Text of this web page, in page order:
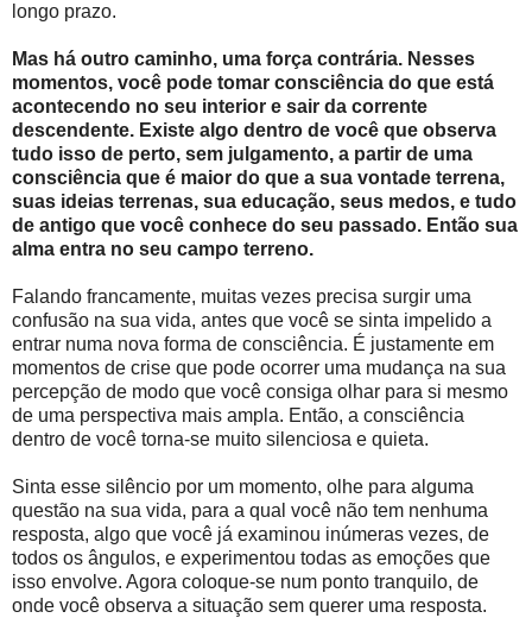
longo prazo.
Mas há outro caminho, uma força contrária. Nesses
momentos, você pode tomar consciência do que está
acontecendo no seu interior e sair da corrente
descendente. Existe algo dentro de você que observa
tudo isso de perto, sem julgamento, a partir de uma
consciência que é maior do que a sua vontade terrena,
suas ideias terrenas, sua educação, seus medos, e tudo
de antigo que você conhece do seu passado. Então sua
alma entra no seu campo terreno.
Falando francamente, muitas vezes precisa surgir uma
confusão na sua vida, antes que você se sinta impelido a
entrar numa nova forma de consciência. É justamente em
momentos de crise que pode ocorrer uma mudança na sua
percepção de modo que você consiga olhar para si mesmo
de uma perspectiva mais ampla. Então, a consciência
dentro de você torna-se muito silenciosa e quieta.
Sinta esse silêncio por um momento, olhe para alguma
questão na sua vida, para a qual você não tem nenhuma
resposta, algo que você já examinou inúmeras vezes, de
todos os ângulos, e experimentou todas as emoções que
isso envolve. Agora coloque-se num ponto tranquilo, de
onde você observa a situação sem querer uma resposta.